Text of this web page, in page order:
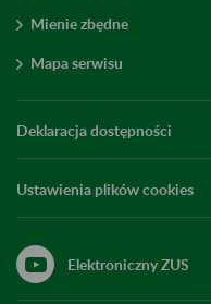
Mienie zbędne
Mapa serwisu
Deklaracja dostępności
Ustawienia plików cookies
Elektroniczny ZUS